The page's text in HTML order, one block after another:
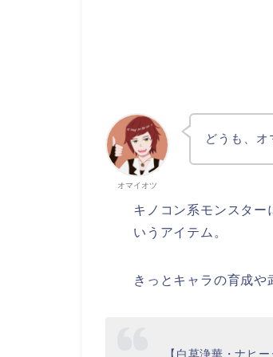
オマイオツ
どうも、オ
キノコン系モンスター
いうアイテム。
きっとキャラの育成
【白草浄華・ナヒー